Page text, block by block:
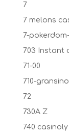
7
7 melons
7-
703 Instant
71-00
710-gransino
72
730A Z
740